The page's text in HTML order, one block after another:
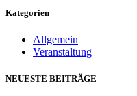
Kategorien
Allgemein
Veranstaltung
NEUESTE BEITRÄGE